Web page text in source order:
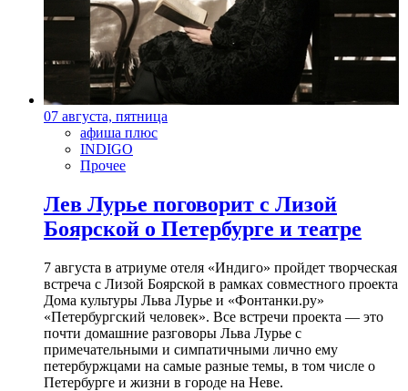
07 августа, пятница
афиша плюс
INDIGO
Прочее
Лев Лурье поговорит с Лизой
Боярской о Петербурге и театре
7 августа в атриуме отеля «Индиго» пройдет творческая
встреча с Лизой Боярской в рамках совместного проекта
Дома культуры Льва Лурье и «Фонтанки.ру»
«Петербургский человек». Все встречи проекта — это
почти домашние разговоры Льва Лурье с
примечательными и симпатичными лично ему
петербуржцами на самые разные темы, в том числе о
Петербурге и жизни в городе на Неве.